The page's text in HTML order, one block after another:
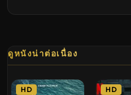
ดูหนังน่าต่อเนื่อง
HD HD